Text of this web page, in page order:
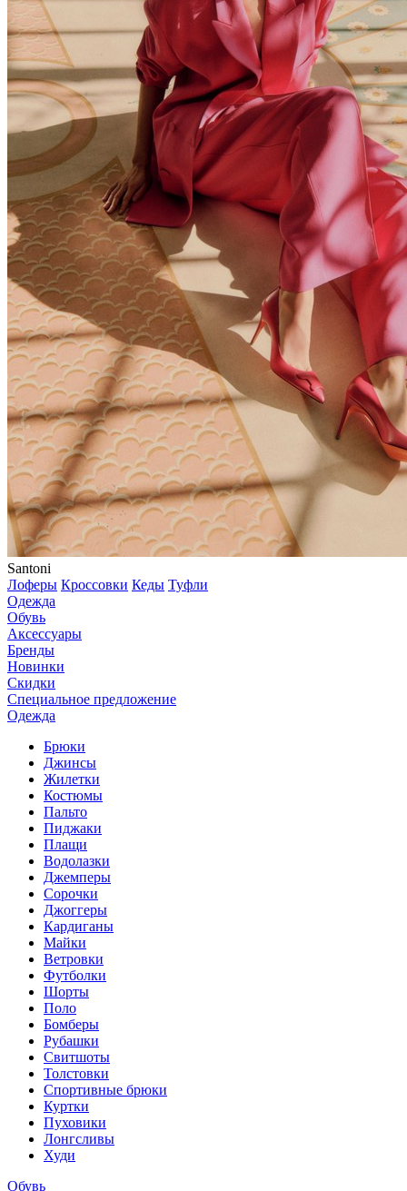
Santoni
Лоферы Кроссовки Кеды Туфли
Одежда
Обувь
Аксессуары
Бренды
Новинки
Скидки
Специальное предложение
Одежда
Брюки
Джинсы
Жилетки
Костюмы
Пальто
Пиджаки
Плащи
Водолазки
Джемперы
Сорочки
Джоггеры
Кардиганы
Майки
Ветровки
Футболки
Шорты
Поло
Бомберы
Рубашки
Свитшоты
Толстовки
Спортивные брюки
Куртки
Пуховики
Лонгсливы
Худи
Обувь